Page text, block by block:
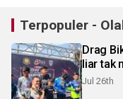
Terpopuler -
Drag
liar tak
Jul 26th